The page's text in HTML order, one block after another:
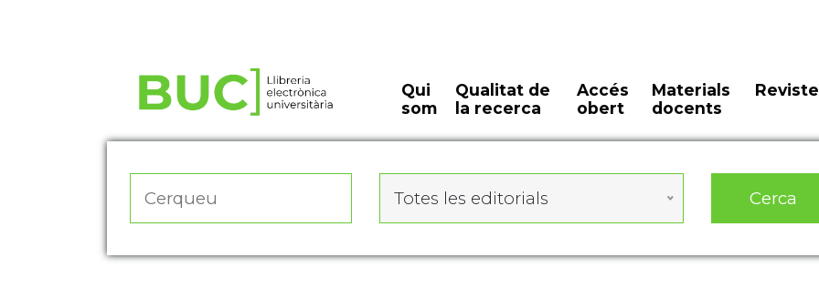
Qui
som
Qualitat de
la recerca
Accés
obert
Materials
docents
Totes les editorials Cerca